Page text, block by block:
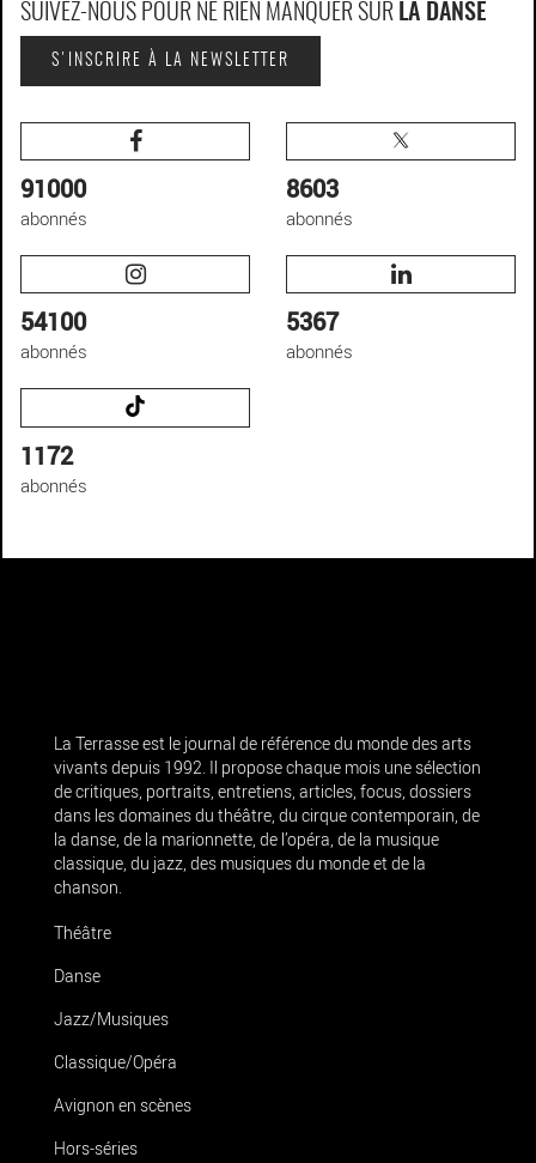
SUIVEZ-NOUS POUR NE RIEN MANQUER SUR LA DANSE
S'INSCRIRE À LA NEWSLETTER
91000
abonnés
8603
abonnés
54100
abonnés
5367
abonnés
1172
abonnés
La Terrasse est le journal de référence du monde des arts
vivants depuis 1992. Il propose chaque mois une sélection
de critiques, portraits, entretiens, articles, focus, dossiers
dans les domaines du théâtre, du cirque contemporain, de
la danse, de la marionnette, de l’opéra, de la musique
classique, du jazz, des musiques du monde et de la
chanson.
Théâtre
Danse
Jazz/Musiques
Classique/Opéra
Avignon en scènes
Hors-séries